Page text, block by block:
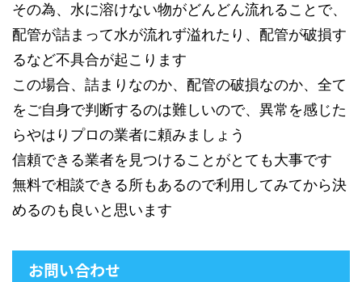
その為、水に溶けない物がどんどん流れることで、
配管が詰まって水が流れず溢れたり、配管が破損す
るなど不具合が起こります
この場合、詰まりなのか、配管の破損なのか、全て
をご自身で判断するのは難しいので、異常を感じた
らやはりプロの業者に頼みましょう
信頼できる業者を見つけることがとても大事です
無料で相談できる所もあるので利用してみてから決
めるのも良いと思います
お問い合わせ